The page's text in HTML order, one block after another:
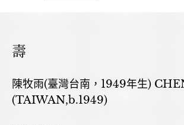
壽
陳牧雨(臺灣台南，1949年生)
(TAIWAN,b.1949)